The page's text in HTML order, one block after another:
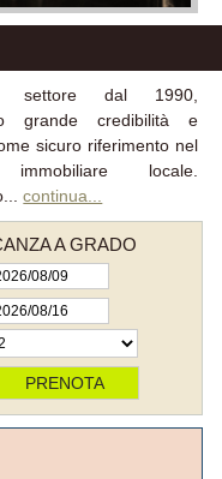
settore dal 1990,
grande credibilità e
sicuro riferimento nel
immobiliare locale.
continua...
A GRADO